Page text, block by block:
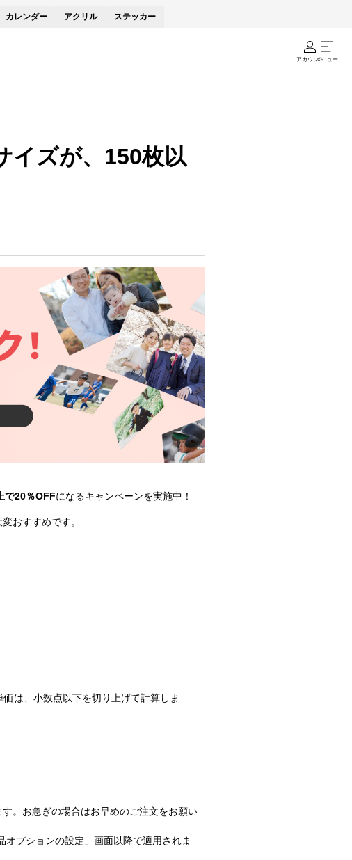
カレンダー アクリル ステッカー
アカウントメニュー
イズが、150枚以
で20％OFFになるキャンペーンを実施中！
おすすめです。
は、小数点以下を切り上げて計算しま
。お急ぎの場合はお早めのご注文をお願い
プションの設定」画面以降で適用されま